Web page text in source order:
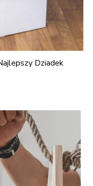
Dziadek